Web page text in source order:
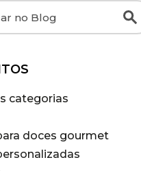
categorias
doces gourmet